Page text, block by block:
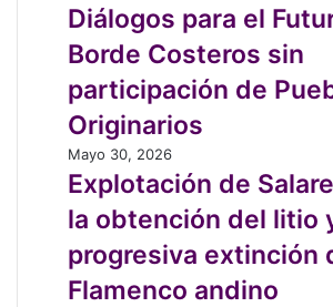
la
economía
circular
Peñalolén
para
Futuro
del
Borde
Costeros
sin
participación
de
Pueblos
Diálogos para el
Borde Costeros sin
participación de
Originarios
Explotación
de
Salares
para
la
obtención
del
Mayo 30, 2026
Explotación de
la obtención del litio
progresiva extinción
Flamenco andino